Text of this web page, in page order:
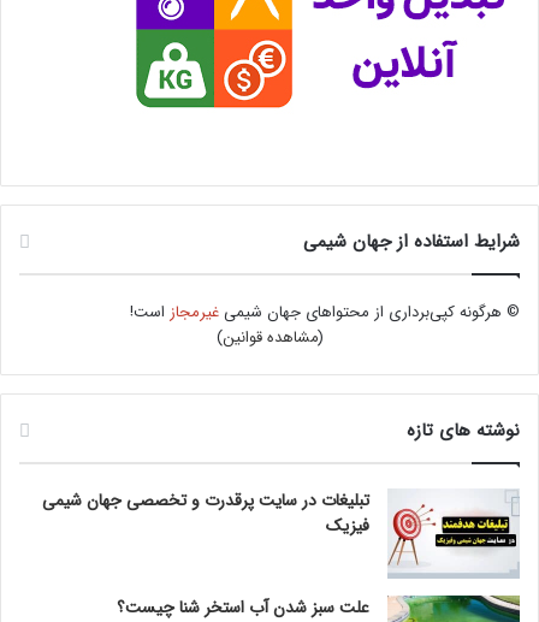
شرایط استفاده از جهان شیمی
© هرگونه کپی‌برداری از محتواهای جهان شیمیغیرمجاز است!
(مشاهده قوانین)
نوشته های تازه
تبلیغات در سایت پرقدرت و تخصصی جهان شیمی
فیزیک
علت سبز شدن آب استخر شنا چیست؟